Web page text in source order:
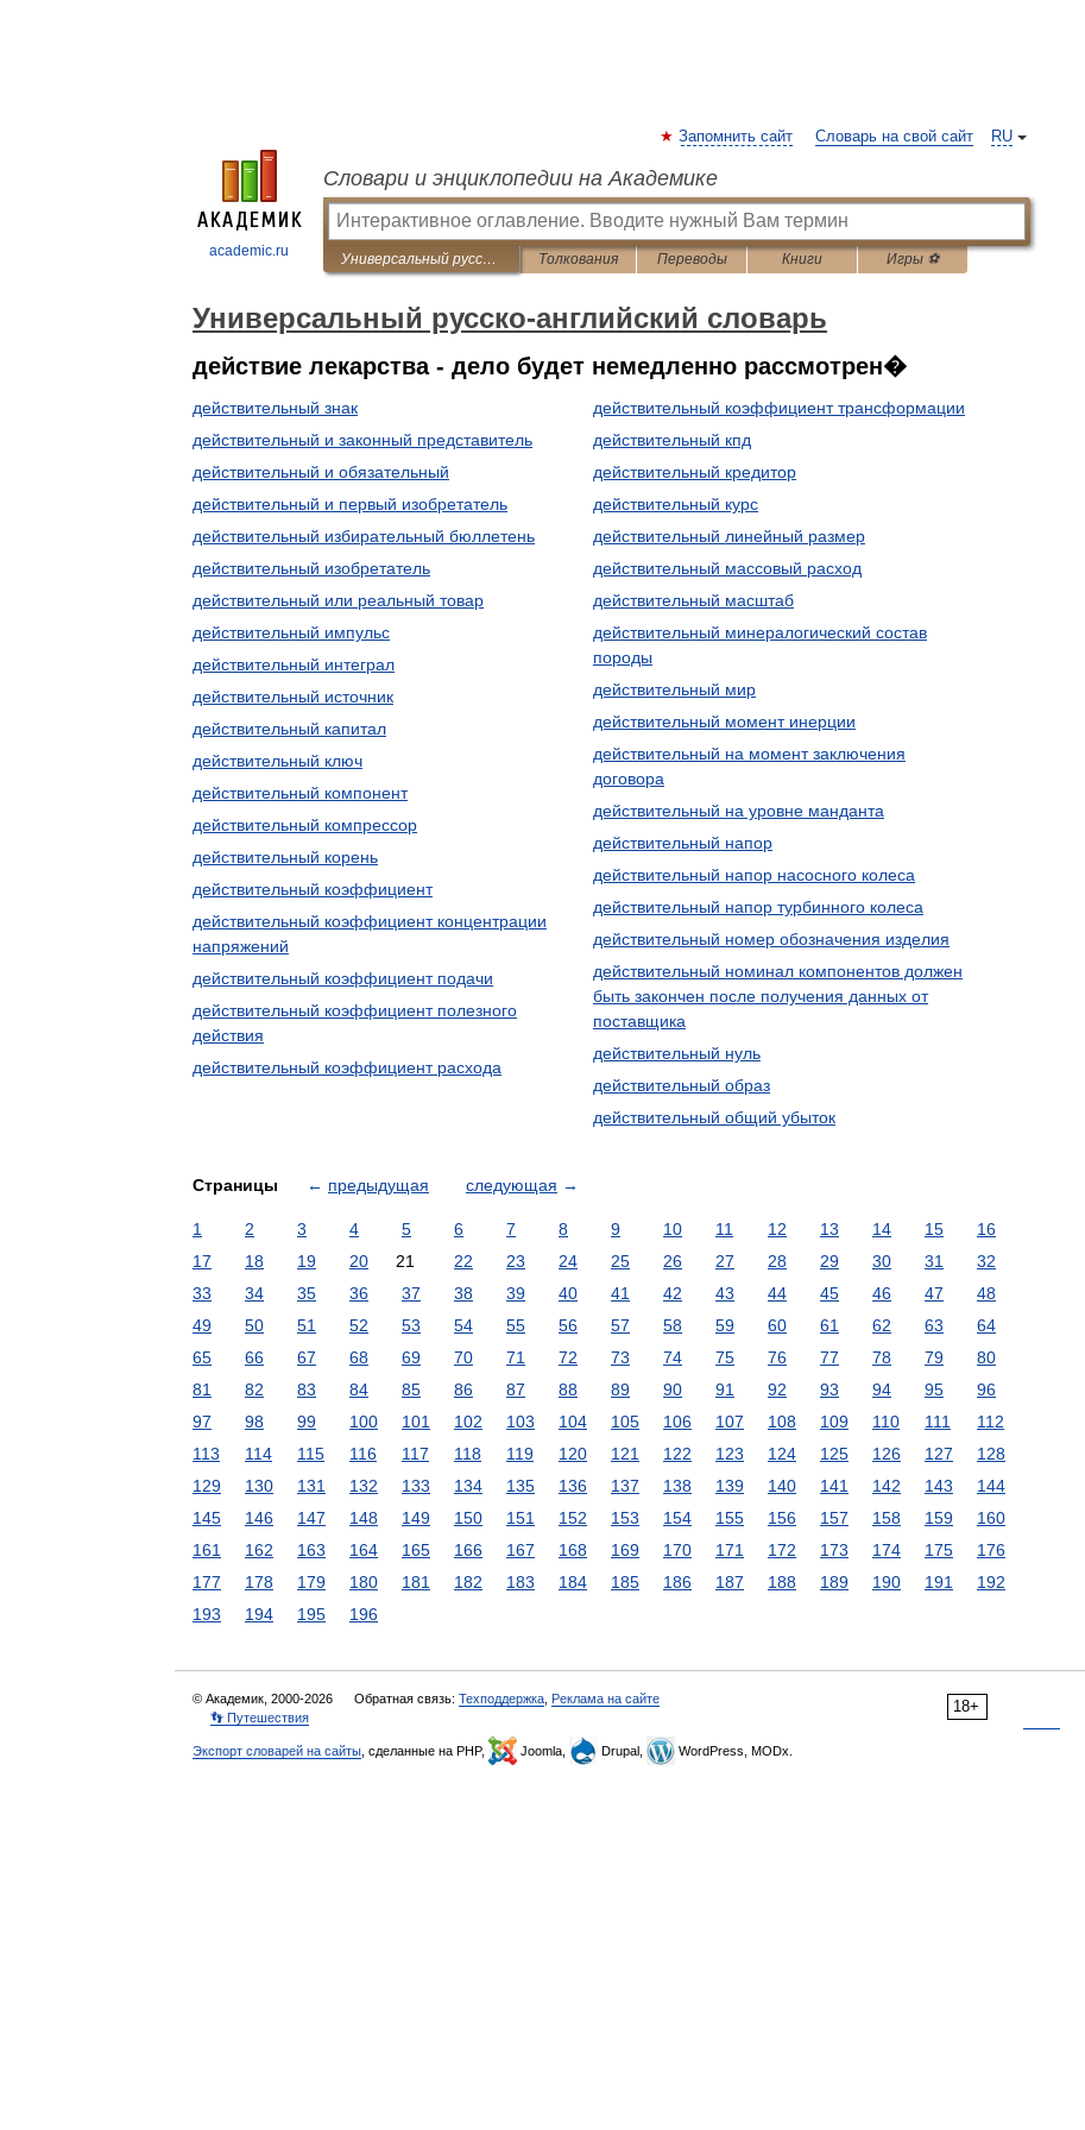
academic.ru
RU
Запомнить сайт Словарь на свой сайт
Словари и энциклопедии на Академике
Универсальный русско-английский словарь Толкования Переводы Книги Игры ⚽
Универсальный русско-английский словарь
действие лекарства - дело будет немедленно рассмотрен�
действительный знак
действительный и законный представитель
действительный и обязательный
действительный и первый изобретатель
действительный избирательный бюллетень
действительный изобретатель
действительный или реальный товар
действительный импульс
действительный интеграл
действительный источник
действительный капитал
действительный ключ
действительный компонент
действительный компрессор
действительный корень
действительный коэффициент
действительный коэффициент концентрации
напряжений
действительный коэффициент подачи
действительный коэффициент полезного
действия
действительный коэффициент расхода
действительный коэффициент трансформации
действительный кпд
действительный кредитор
действительный курс
действительный линейный размер
действительный массовый расход
действительный масштаб
действительный минералогический состав
породы
действительный мир
действительный момент инерции
действительный на момент заключения
договора
действительный на уровне манданта
действительный напор
действительный напор насосного колеса
действительный напор турбинного колеса
действительный номер обозначения изделия
действительный номинал компонентов должен
быть закончен после получения данных от
поставщика
действительный нуль
действительный образ
действительный общий убыток
Страницы ← предыдущая следующая →
1 2 3 4 5 6 7 8 9 10 11 12 13 14 15
16
17
18 19 20 21 22 23 24 25 26 27 28 29 30 31
32
33
34 35 36 37 38 39 40 41 42 43 44 45 46 47
48
49
50 51 52 53 54 55 56 57 58 59 60 61 62 63
64
65
66 67 68 69 70 71 72 73 74 75 76 77 78 79
80
81
82 83 84 85 86 87 88 89 90 91 92 93 94 95
96
97
98 99 100 101 102 103 104 105 106 107 108 109 110 111
112
113
114 115 116 117 118 119 120 121 122 123 124 125 126 127
128
129
130 131 132 133 134 135 136 137 138 139 140 141 142 143
144
145
146 147 148 149 150 151 152 153 154 155 156 157 158 159
160
161
162 163 164 165 166 167 168 169 170 171 172 173 174 175
176
177
178 179 180 181 182 183 184 185 186 187 188 189 190 191
192
193
194 195 196
18+
© Академик, 2000-2026 Обратная связь: Техподдержка Реклама на сайте
👣 Путешествия
Экспорт словарей на сайты , сделанные на PHP, Joomla, Drupal, WordPress, MODx.